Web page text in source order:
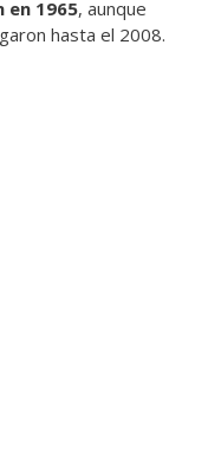
en 1965, aunque
hasta el 2008.